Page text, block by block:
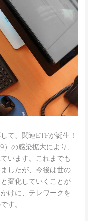
て、関連ETFが誕生！
の感染拡大により、
います。これまでも
したが、今後は世の
変化していくことが
けに、テレワークを
す。